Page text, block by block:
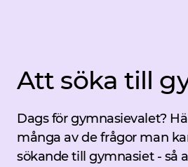
Att söka till
Dags för gymnasievalet?
många av de frågor man
sökande till gymnasiet - så